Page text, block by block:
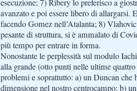
esecuzione; 7) Ribery lo preferisco a
avanzato e poi essere libero di allargarsi.
facendo Gomez nell’Atalanta; 8)
pesante di struttura, si è ammalato di
più tempo per entrare in forma.
Nonostante le perplessità sul modulo
alla grande (otto punti nelle ultime
problemi e soprattutto: a) un Duncan che
dimensione nel nostro centrocampo; b)